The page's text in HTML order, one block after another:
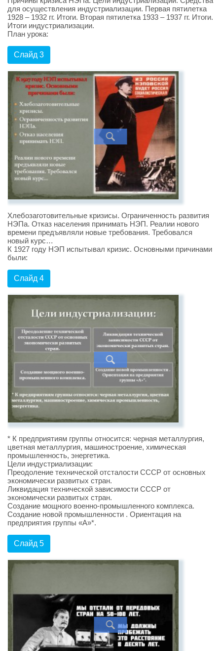
для осуществления индустриализации. Первая пятилетка
1928 – 1932 гг. Итоги. Вторая пятилетка 1933 – 1937 гг. Итоги.
Итоги индустриализации.
План урока:
Слайд 3
Хлебозаготовительные кризисы. Ограниченность развития
НЭПа. Отказ населения принимать НЭП. Реалии нового
времени предъявляли новые требования. Требовался
новый курс…
К 1927 году НЭП испытывал кризис. Основными причинами
были:
Слайд 4
* К предприятиям группы относится: черная металлургия,
цветная металлургия, машиностроение, химическая
промышленность, энергетика.
Цели индустриализации:
Преодоление технической отсталости СССР от основных
экономически развитых стран.
Ликвидация технической зависимости СССР от
экономически развитых стран.
Создание мощного военно-промышленного комплекса.
Создание новой промышленности . Ориентация на
предприятия группы «А»*.
Слайд 5